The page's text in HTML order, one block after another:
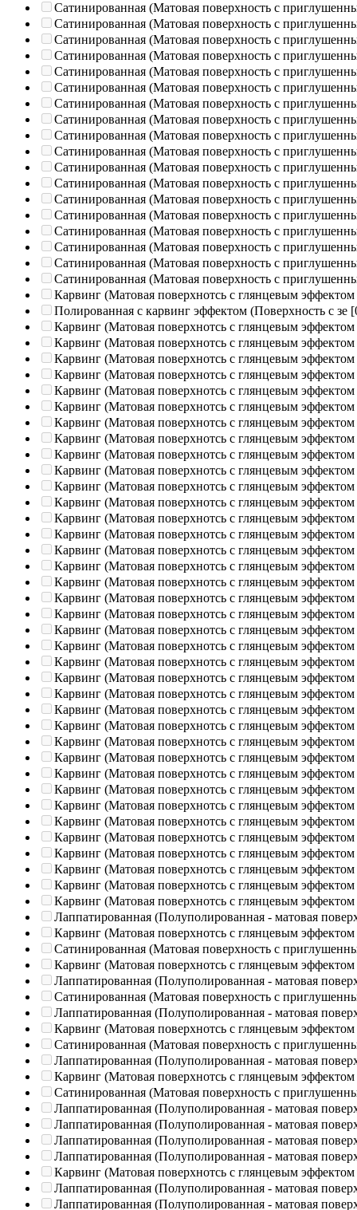
Сатинированная (Матовая поверхность с
Сатинированная (Матовая поверхность с
Сатинированная (Матовая поверхность с
Сатинированная (Матовая поверхность с
Сатинированная (Матовая поверхность с
Сатинированная (Матовая поверхность с
Сатинированная (Матовая поверхность с
Сатинированная (Матовая поверхность с
Сатинированная (Матовая поверхность с
Сатинированная (Матовая поверхность с
Сатинированная (Матовая поверхность с
Сатинированная (Матовая поверхность с
Сатинированная (Матовая поверхность с
Сатинированная (Матовая поверхность с
Сатинированная (Матовая поверхность с
Сатинированная (Матовая поверхность с
Сатинированная (Матовая поверхность с
Сатинированная (Матовая поверхность с
Карвинг (Матовая поверхнотсь с глянцевым эффектом
Полированная c карвинг эффектом (Поверхность с зе
Карвинг (Матовая поверхнотсь с глянцевым эффектом
Карвинг (Матовая поверхнотсь с глянцевым эффектом
Карвинг (Матовая поверхнотсь с глянцевым эффектом
Карвинг (Матовая поверхнотсь с глянцевым эффектом
Карвинг (Матовая поверхнотсь с глянцевым эффектом
Карвинг (Матовая поверхнотсь с глянцевым эффектом
Карвинг (Матовая поверхнотсь с глянцевым эффектом
Карвинг (Матовая поверхнотсь с глянцевым эффектом
Карвинг (Матовая поверхнотсь с глянцевым эффектом
Карвинг (Матовая поверхнотсь с глянцевым эффектом
Карвинг (Матовая поверхнотсь с глянцевым эффектом
Карвинг (Матовая поверхнотсь с глянцевым эффектом
Карвинг (Матовая поверхнотсь с глянцевым эффектом
Карвинг (Матовая поверхнотсь с глянцевым эффектом
Карвинг (Матовая поверхнотсь с глянцевым эффектом
Карвинг (Матовая поверхнотсь с глянцевым эффектом
Карвинг (Матовая поверхнотсь с глянцевым эффектом
Карвинг (Матовая поверхнотсь с глянцевым эффектом
Карвинг (Матовая поверхнотсь с глянцевым эффектом
Карвинг (Матовая поверхнотсь с глянцевым эффектом
Карвинг (Матовая поверхнотсь с глянцевым эффектом
Карвинг (Матовая поверхнотсь с глянцевым эффектом
Карвинг (Матовая поверхнотсь с глянцевым эффектом
Карвинг (Матовая поверхнотсь с глянцевым эффектом
Карвинг (Матовая поверхнотсь с глянцевым эффектом
Карвинг (Матовая поверхнотсь с глянцевым эффектом
Карвинг (Матовая поверхнотсь с глянцевым эффектом
Карвинг (Матовая поверхнотсь с глянцевым эффектом
Карвинг (Матовая поверхнотсь с глянцевым эффектом
Карвинг (Матовая поверхнотсь с глянцевым эффектом
Карвинг (Матовая поверхнотсь с глянцевым эффектом
Карвинг (Матовая поверхнотсь с глянцевым эффектом
Карвинг (Матовая поверхнотсь с глянцевым эффектом
Карвинг (Матовая поверхнотсь с глянцевым эффектом
Карвинг (Матовая поверхнотсь с глянцевым эффектом
Карвинг (Матовая поверхнотсь с глянцевым эффектом
Карвинг (Матовая поверхнотсь с глянцевым эффектом
Лаппатированная (Полуполированная - матовая
Карвинг (Матовая поверхнотсь с глянцевым эффектом
Сатинированная (Матовая поверхность с
Карвинг (Матовая поверхнотсь с глянцевым эффектом
Лаппатированная (Полуполированная - матовая
Сатинированная (Матовая поверхность с
Лаппатированная (Полуполированная - матовая
Карвинг (Матовая поверхнотсь с глянцевым эффектом
Сатинированная (Матовая поверхность с
Лаппатированная (Полуполированная - матовая
Карвинг (Матовая поверхнотсь с глянцевым эффектом
Сатинированная (Матовая поверхность с
Лаппатированная (Полуполированная - матовая
Лаппатированная (Полуполированная - матовая
Лаппатированная (Полуполированная - матовая
Лаппатированная (Полуполированная - матовая
Карвинг (Матовая поверхнотсь с глянцевым эффектом
Лаппатированная (Полуполированная - матовая
Лаппатированная (Полуполированная - матовая